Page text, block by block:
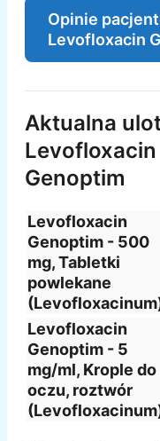
Opinie
Levofloxacin
Aktualna
Levofloxacin
Genoptim
Levofloxacin
Genoptim - 500
mg, Tabletki
powlekane
Levofloxacin
Genoptim - 5
mg/ml, Krople do
oczu, roztwór